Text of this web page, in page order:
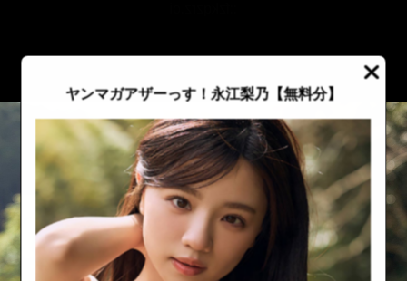
ヤンマガアザーっす！永江梨乃 【無料分】